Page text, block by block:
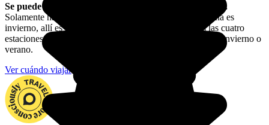
Se puede
en cualquier época del año.
Solamente hay que tener en cuenta que cuando en España es
invierno, allí es verano. En el sur del país encontrarás las cuatro
estaciones más marcadas, mientras que en el sur suele ser invierno o
verano.
Ver cuándo viajar